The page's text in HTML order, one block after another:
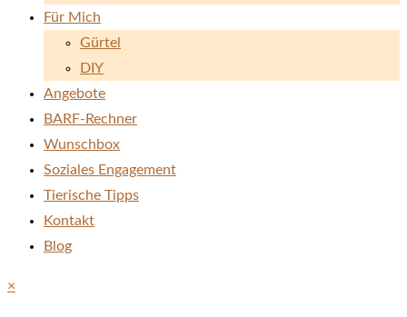
Für Mich
Gürtel
DIY
Angebote
BARF-Rechner
Wunschbox
Soziales Engagement
Tierische Tipps
Kontakt
Blog
×